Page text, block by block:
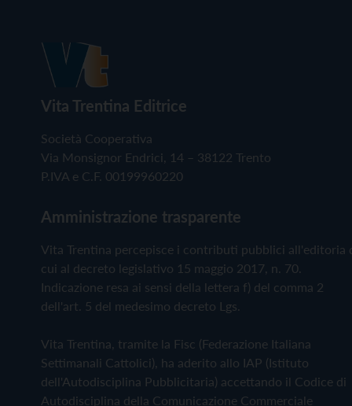
Vita Trentina Editrice
Società Cooperativa
Via Monsignor Endrici, 14 – 38122 Trento
P.IVA e C.F. 00199960220
Amministrazione trasparente
Vita Trentina percepisce i contributi pubblici all'editoria
cui al decreto legislativo 15 maggio 2017, n. 70.
Indicazione resa ai sensi della lettera f) del comma 2
dell'art. 5 del medesimo decreto Lgs.
Vita Trentina, tramite la Fisc (Federazione Italiana
Settimanali Cattolici), ha aderito allo IAP (Istituto
dell'Autodisciplina Pubblicitaria) accettando il Codice di
Autodisciplina della Comunicazione Commerciale